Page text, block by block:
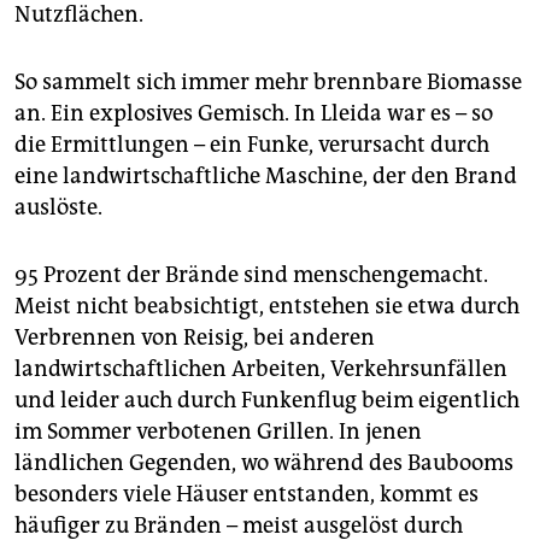
Nutzflächen.
So sammelt sich immer mehr brennbare Biomasse
an. Ein explosives Gemisch. In Lleida war es – so
die Ermittlungen – ein Funke, verursacht durch
eine landwirtschaftliche Maschine, der den Brand
auslöste.
95 Prozent der Brände sind menschengemacht.
Meist nicht beabsichtigt, entstehen sie etwa durch
Verbrennen von Reisig, bei anderen
landwirtschaftlichen Arbeiten, Verkehrsunfällen
und leider auch durch Funkenflug beim eigentlich
im Sommer verbotenen Grillen. In jenen
ländlichen Gegenden, wo während des Baubooms
besonders viele Häuser entstanden, kommt es
häufiger zu Bränden – meist ausgelöst durch